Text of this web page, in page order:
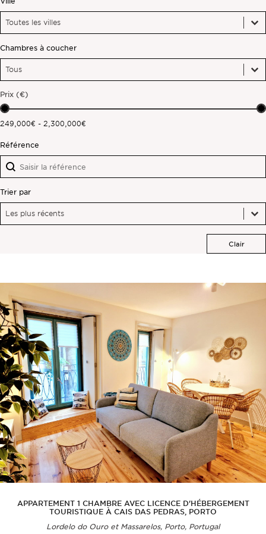
Ville
Ville
Ville
Chambres à coucher
Chambres à coucher
Chambres à coucher
Chambres à coucher
Prix (€)
Prix (€)
249,000€ - 2,300,000€
Référence
Référence
Référence
Trier par
Trier par
Trier par
Les plus récents
Trier par
Clair
APPARTEMENT 1 CHAMBRE AVEC LICENCE D'HÉBERGEMENT
TOURISTIQUE À CAIS DAS PEDRAS, PORTO
Lordelo do Ouro et Massarelos, Porto, Portugal
Hors marché
Toutes les propriétés